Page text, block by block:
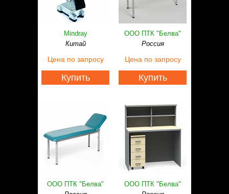
Mindray
Китай
Цена по запросу
Купить
ООО ПТК "Белва"
Россия
Цена по запросу
Купить
ООО ПТК "Белва"
ООО ПТК "Белва"